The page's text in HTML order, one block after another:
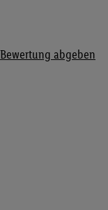
Bewertung abgeben